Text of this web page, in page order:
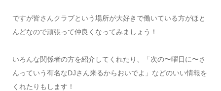
ですが皆さんクラブという場所が大好きで働いている方がほと
んどなので頑張って仲良くなってみましょう！
いろんな関係者の方を紹介してくれたり、「次の〜曜日に〜さ
んっていう有名なDJさん来るからおいでよ」などのいい情報を
くれたりもします！